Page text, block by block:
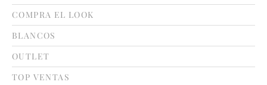
COMPRA EL LOOK
BLANCOS
OUTLET
TOP VENTAS